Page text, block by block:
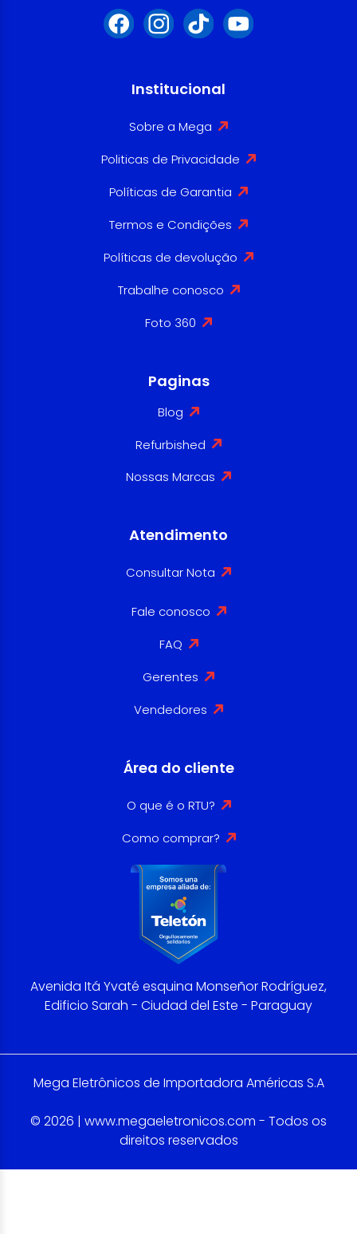
Institucional
Sobre a Mega
Politicas de Privacidade
Políticas de Garantia
Termos e Condições
Políticas de devolução
Trabalhe conosco
Foto 360
Paginas
Blog
Refurbished
Nossas Marcas
Atendimento
Consultar Nota
Fale conosco
FAQ
Gerentes
Vendedores
Área do cliente
O que é o RTU?
Como comprar?
Avenida Itá Yvaté esquina Monseñor Rodríguez,
Edificio Sarah - Ciudad del Este - Paraguay
Mega Eletrônicos de Importadora Américas S.A
© 2026 | www.megaeletronicos.com - Todos os
direitos reservados